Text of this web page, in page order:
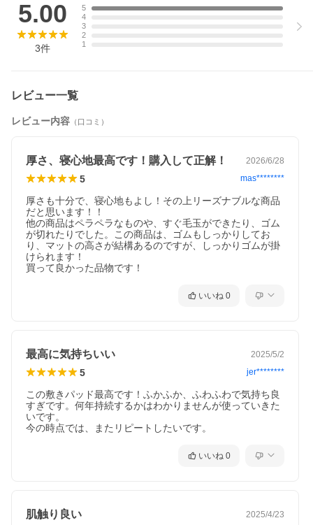
5.00
3件
5
4
3
2
1
レビュー一覧
レビュー内容 （口コミ）
厚さ、寝心地最高です！購入して正解！ 2026/6/28
5 mas********
厚さも十分で、寝心地もよし！その上リーズナブルな商品
だと思います！！
他の商品はペラペラなものや、すぐ毛玉ができたり、ゴム
が切れたりでした。この商品は、ゴムもしっかりしてお
り、マットの高さが結構あるのですが、しっかりゴムが掛
けられます！
買って良かった品物です！
いいね 0
最高に気持ちいい 2025/5/2
5 jer********
この敷きパッド最高です！ふかふか、ふわふわで気持ち良
すぎです。何年持続するかはわかりませんが使っていきた
いです。
今の時点では、またリピートしたいです。
いいね 0
肌触り良い 2025/4/23